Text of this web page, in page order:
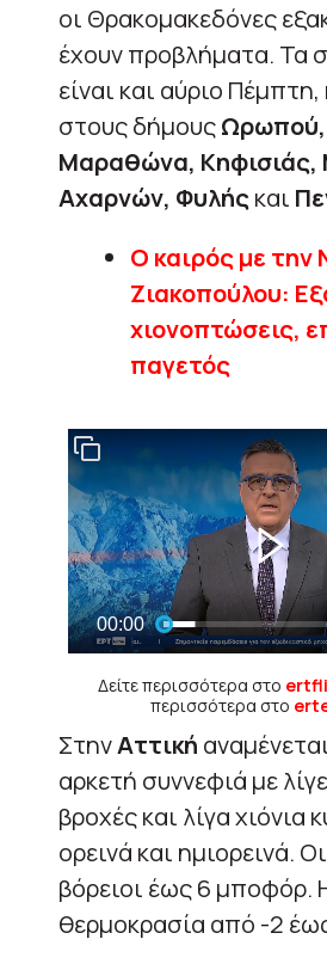
οι Θρακομακεδόνες
έχουν προβλήματα. Τα
είναι και αύριο Πέμπτη,
στους δήμουςΩρωπού,
Μαραθώνα, Κηφισιάς,
Αχαρνών, Φυλήςκαι
Ο καιρός με την
Ζιακοπούλου:
χιονοπτώσεις,
παγετός
Δείτε περισσότερα στο
περισσότερα στο
ΣτηνΑττική
αρκετή συννεφιά με
βροχές και λίγα χιόνια
ορεινά και ημιορεινά.
βόρειοι έως 6 μποφόρ.
θερμοκρασία από -2